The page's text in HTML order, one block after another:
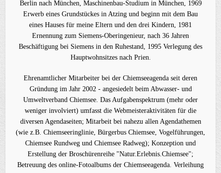
Berlin nach München, Maschinenbau-Studium in München, 1969
Erwerb eines Grundstückes in Atzing und beginn mit dem Bau
eines Hauses für meine Eltern und den drei Kindern, 1981
Ernennung zum Siemens-Oberingenieur, nach 36 Jahren
Beschäftigung bei Siemens in den Ruhestand, 1995 Verlegung des
Hauptwohnsitzes nach Prien.
Ehrenamtlicher Mitarbeiter bei der Chiemseeagenda seit deren
Gründung im Jahr 2002 - angesiedelt beim Abwasser- und
Umweltverband Chiemsee. Das Aufgabenspektrum (mehr oder
weniger involviert) umfasst die Webmeisteraktivitäten für die
diversen Agendaseiten; Mitarbeit bei nahezu allen Agendathemen
(wie z.B. Chiemseeringlinie, Bürgerbus Chiemsee, Vogelführungen,
Chiemsee Rundweg und Chiemsee Radweg); Konzeption und
Erstellung der Broschürenreihe "Natur.Erlebnis.Chiemsee";
Betreuung des online-Fotoalbums der Chiemseeagenda. Verleihung